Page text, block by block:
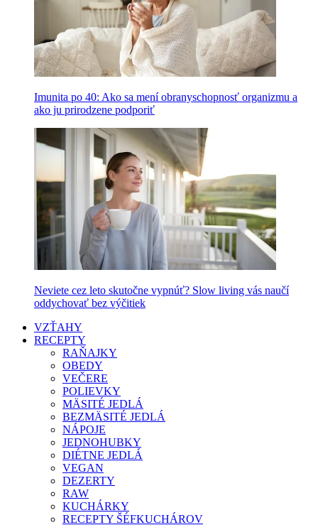
Imunita po 40: Ako sa mení obranyschopnosť organizmu a
ako ju prirodzene podporiť
Neviete cez leto skutočne vypnúť? Slow living vás naučí
oddychovať bez výčitiek
VZŤAHY
RECEPTY
RAŇAJKY
OBEDY
VEČERE
POLIEVKY
MÄSITÉ JEDLÁ
BEZMÄSITÉ JEDLÁ
NÁPOJE
JEDNOHUBKY
DIÉTNE JEDLÁ
VEGAN
DEZERTY
RAW
KUCHÁRKY
RECEPTY ŠÉFKUCHÁROV